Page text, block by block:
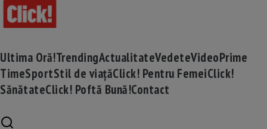
Ultima Oră!TrendingActualitateVedeteVideoPrime
TimeSportStil de viațăClick! Pentru FemeiClick!
SănătateClick! Poftă Bună!Contact